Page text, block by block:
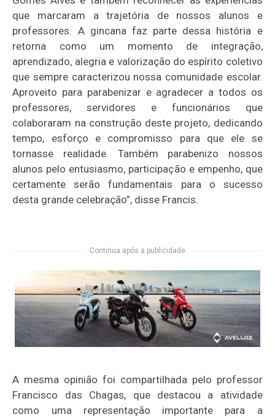
que marcaram a trajetória de nossos alunos e
professores. A gincana faz parte dessa história e
retorna como um momento de integração,
aprendizado, alegria e valorização do espírito coletivo
que sempre caracterizou nossa comunidade escolar.
Aproveito para parabenizar e agradecer a todos os
professores, servidores e funcionários que
colaboraram na construção deste projeto, dedicando
tempo, esforço e compromisso para que ele se
tornasse realidade. Também parabenizo nossos
alunos pelo entusiasmo, participação e empenho, que
certamente serão fundamentais para o sucesso
desta grande celebração”, disse Francis.
Continua após a publicidade
A mesma opinião foi compartilhada pelo professor
Francisco das Chagas, que destacou a atividade
como uma representação importante para a